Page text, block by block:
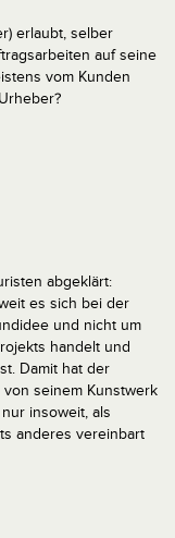
erlaubt, selber
auf seine
vom Kunden
abgeklärt:
es sich bei der
und nicht um
handelt und
Damit hat der
seinem Kunstwerk
insoweit, als
anderes vereinbart